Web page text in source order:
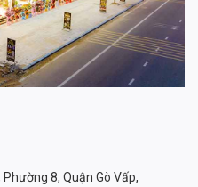
8, Quận Gò Vấp,